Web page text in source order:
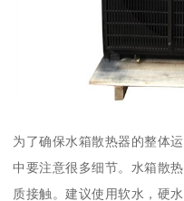
为了确保水箱散热器的整体
中要注意很多细节。水箱散
质接触。建议使用软水，硬